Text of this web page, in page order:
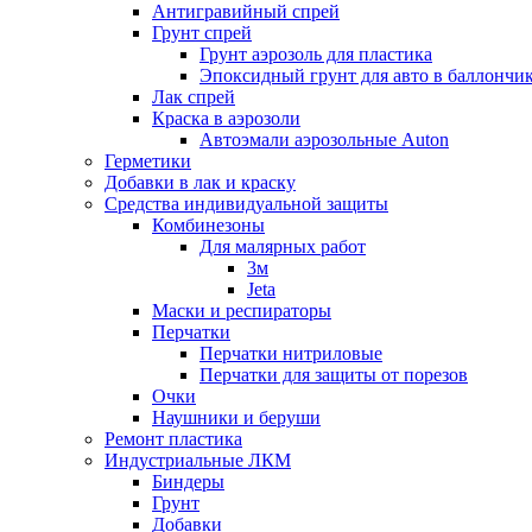
Антигравийный спрей
Грунт спрей
Грунт аэрозоль для пластика
Эпоксидный грунт для авто в
Лак спрей
Краска в аэрозоли
Автоэмали аэрозольные Auton
Герметики
Добавки в лак и краску
Средства индивидуальной защиты
Комбинезоны
Для малярных работ
3м
Jeta
Маски и респираторы
Перчатки
Перчатки нитриловые
Перчатки для защиты от порезов
Очки
Наушники и беруши
Ремонт пластика
Индустриальные ЛКМ
Биндеры
Грунт
Добавки